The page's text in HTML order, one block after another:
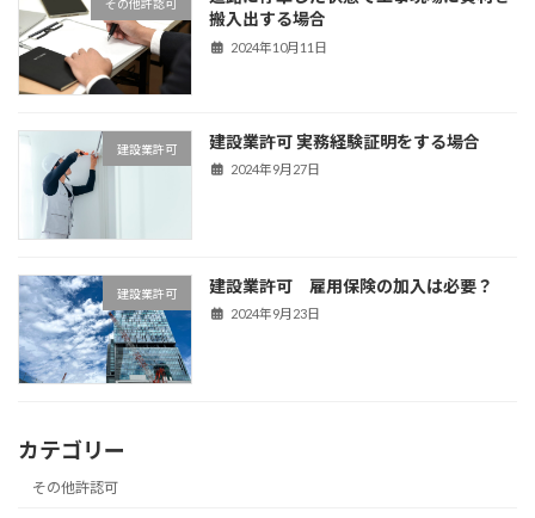
その他許認可
搬入出する場合
2024年10月11日
建設業許可 建設業許可 実務経験証明をする場合
2024年9月27日
建設業許可 建設業許可 雇用保険の加入は必要？
2024年9月23日
カテゴリー
その他許認可